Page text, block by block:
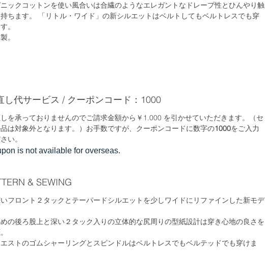
ックコットンを使い風合いは合繊のようなエレガントなドレープ性とひんやり触
ちます。 「リトル・ワイド」の新シルエットはベルトしてもベルトレスでも穿
す。
。
し代サービス / クーポンコード：1000
を承っておりませんのでご請求金額から￥1.000 を引かせていただきます。（セ
は対象外となります。）お手数ですが、クーポンコードに数字の1000をご入力
い。
is not available for overseas.
& SEWING
いフロント２タックとテーパードシルエットを少しワイドにリファインした新モデ
めの後ろ股上と深い２タック入りの立体的な尻周りの型紙設計は穿き心地の良さを
エストのゴムシャーリングとスピンドルはベルトレスでもベルテッドでも穿けま